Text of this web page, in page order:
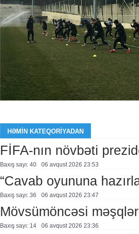
HƏMIN KATEQORIYADAN
FİFA-nın növbəti
Baxış sayı: 40 06 avqust 2026 23:53
“Cavab oyununa
Baxış sayı: 36 06 avqust 2026 23:47
Mövsümöncəsi
Baxış sayı: 14 06 avqust 2026 23:36